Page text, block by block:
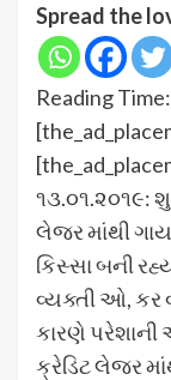
Spread the
Reading Time:
૧૩.૦૧.૨૦૧૯:
લેજર માંથી
કિસ્સા બની
વ્યક્તી ઓ, કર
કારણે
ક્રેડિટ લેજર